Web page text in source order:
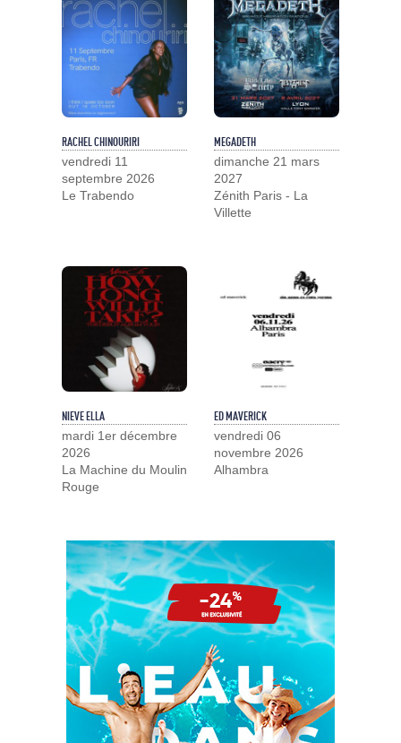
RACHEL CHINOURIRI
vendredi 11
septembre 2026
Le Trabendo
MEGADETH
dimanche 21 mars
2027
Zénith Paris - La
Villette
NIEVE ELLA
mardi 1er décembre
2026
La Machine du Moulin
Rouge
ED MAVERICK
vendredi 06
novembre 2026
Alhambra